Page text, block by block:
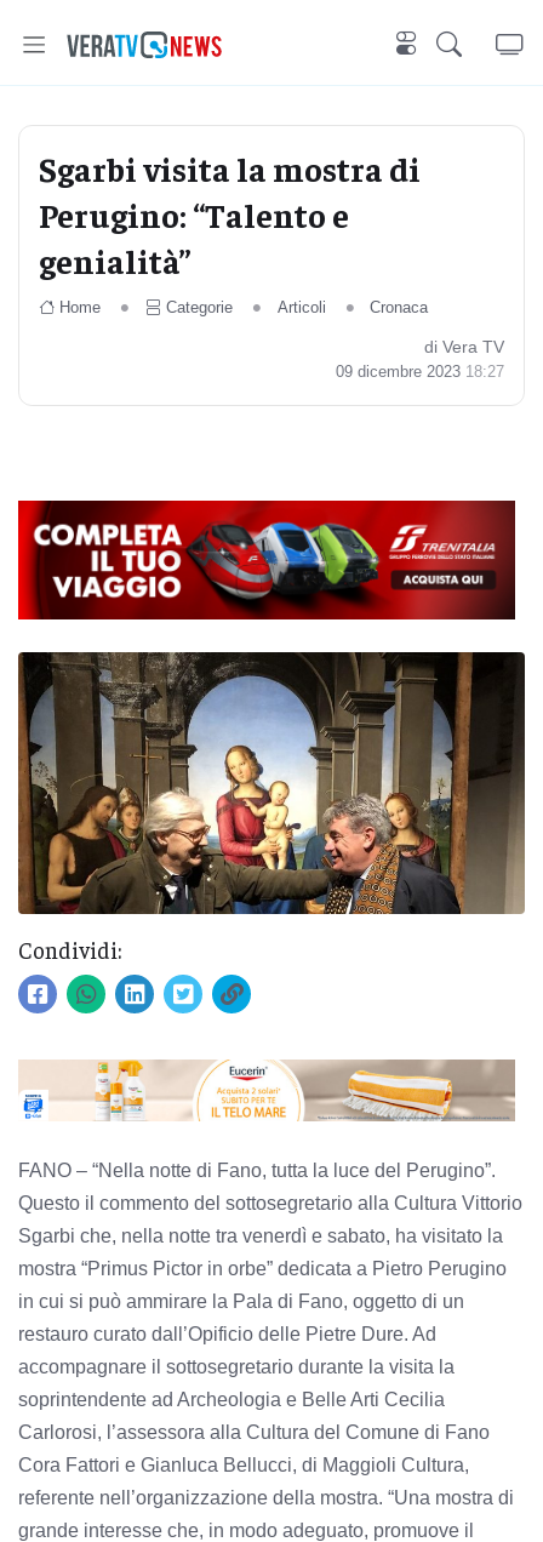
Sgarbi visita la mostra di
Perugino: “Talento e
genialità”
Home Categorie Articoli Cronaca
di Vera TV
09 dicembre 2023 18:27
Condividi:
FANO – “Nella notte di Fano, tutta la luce del Perugino”.
Questo il commento del sottosegretario alla Cultura Vittorio
Sgarbi che, nella notte tra venerdì e sabato, ha visitato la
mostra “Primus Pictor in orbe” dedicata a Pietro Perugino
in cui si può ammirare la Pala di Fano, oggetto di un
restauro curato dall’Opificio delle Pietre Dure. Ad
accompagnare il sottosegretario durante la visita la
soprintendente ad Archeologia e Belle Arti Cecilia
Carlorosi, l’assessora alla Cultura del Comune di Fano
Cora Fattori e Gianluca Bellucci, di Maggioli Cultura,
referente nell’organizzazione della mostra. “Una mostra di
grande interesse che, in modo adeguato, promuove il